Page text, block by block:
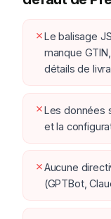
✗Le balisage
manque
détails de
✗Les données
et la
✗Aucune
(GPTBot,